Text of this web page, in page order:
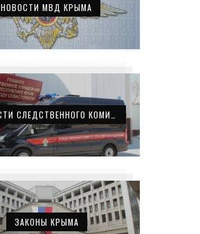
НОВОСТИ МВД КРЫМА
ЗАКОНЫ КРЫМА